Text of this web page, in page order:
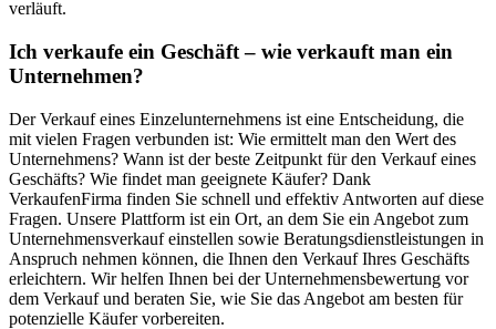
verläuft.
Ich verkaufe ein Geschäft – wie verkauft man ein
Unternehmen?
Der Verkauf eines Einzelunternehmens ist eine Entscheidung, die
mit vielen Fragen verbunden ist: Wie ermittelt man den Wert des
Unternehmens? Wann ist der beste Zeitpunkt für den Verkauf eines
Geschäfts? Wie findet man geeignete Käufer? Dank
VerkaufenFirma finden Sie schnell und effektiv Antworten auf diese
Fragen. Unsere Plattform ist ein Ort, an dem Sie ein Angebot zum
Unternehmensverkauf einstellen sowie Beratungsdienstleistungen in
Anspruch nehmen können, die Ihnen den Verkauf Ihres Geschäfts
erleichtern. Wir helfen Ihnen bei der Unternehmensbewertung vor
dem Verkauf und beraten Sie, wie Sie das Angebot am besten für
potenzielle Käufer vorbereiten.